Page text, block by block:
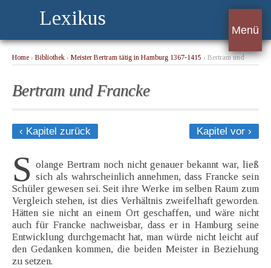
Lexikus
Menü
Home › Bibliothek › Meister Bertram tätig in Hamburg 1367-1415 › Bertram und
Bertram und Francke
‹ Kapitel zurück Kapitel vor ›
S olange Bertram noch nicht genauer bekannt war, ließ
sich als wahrscheinlich annehmen, dass Francke sein
Schüler gewesen sei. Seit ihre Werke im selben Raum zum
Vergleich stehen, ist dies Verhältnis zweifelhaft geworden.
Hätten sie nicht an einem Ort geschaffen, und wäre nicht
auch für Francke nachweisbar, dass er in Hamburg seine
Entwicklung durchgemacht hat, man würde nicht leicht auf
den Gedanken kommen, die beiden Meister in Beziehung
zu setzen.